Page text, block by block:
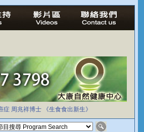
症 周兆祥博士 《生食食出新生》